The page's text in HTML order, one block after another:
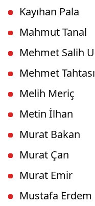
Kayıhan Pala
Mahmut Tanal
Mehmet Salih
Mehmet
Melih Meriç
Metin İlhan
Murat Bakan
Murat Çan
Murat Emir
Mustafa Erdem